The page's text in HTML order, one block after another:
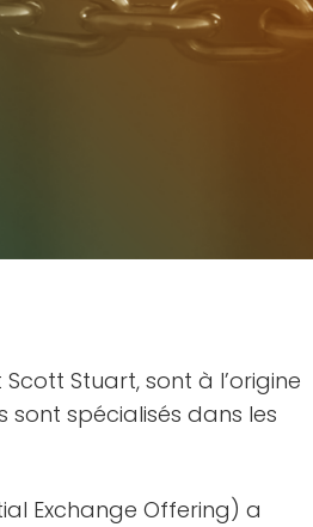
Stuart, sont à l’origine
spécialisés dans les
Exchange Offering) a